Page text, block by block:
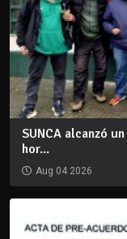
SUNCA alcanzó
hor...
Aug 04 2026